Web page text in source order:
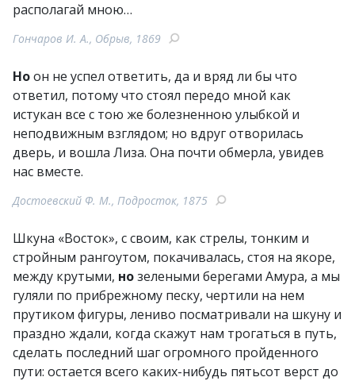
располагай мною…
Гончаров И. А., Обрыв, 1869
Ноон не успел ответить, да и вряд ли бы что
ответил, потому что стоял передо мной как
истукан все с тою же болезненною улыбкой и
неподвижным взглядом; но вдруг отворилась
дверь, и вошла Лиза. Она почти обмерла, увидев
нас вместе.
Достоевский Ф. М., Подросток, 1875
Шкуна «Восток», с своим, как стрелы, тонким и
стройным рангоутом, покачивалась, стоя на якоре,
между крутыми, нозелеными берегами Амура, а мы
гуляли по прибрежному песку, чертили на нем
прутиком фигуры, лениво посматривали на шкуну и
праздно ждали, когда скажут нам трогаться в путь,
сделать последний шаг огромного пройденного
пути: остается всего каких-нибудь пятьсот верст до